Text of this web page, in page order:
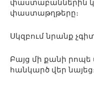
փաստաբաններին
փաստաթղթերը։
Սկզբում նրանք
Բայց մի քանի
հանկարծ վեր